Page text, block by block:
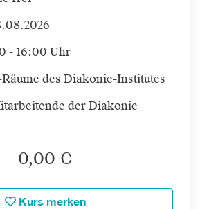
- 16:00 Uhr
des Diakonie-Institutes
der Diakonie
0,00 €
Kurs merken